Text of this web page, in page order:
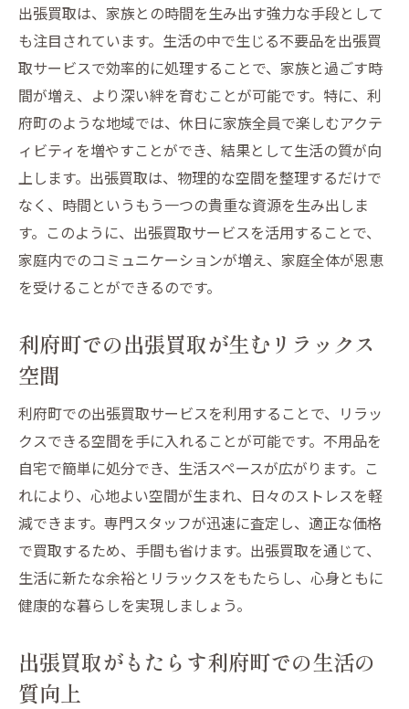
出張買取は、家族との時間を生み出す強力な手段として
も注目されています。生活の中で生じる不要品を出張買
取サービスで効率的に処理することで、家族と過ごす時
間が増え、より深い絆を育むことが可能です。特に、利
府町のような地域では、休日に家族全員で楽しむアクテ
ィビティを増やすことができ、結果として生活の質が向
上します。出張買取は、物理的な空間を整理するだけで
なく、時間というもう一つの貴重な資源を生み出しま
す。このように、出張買取サービスを活用することで、
家庭内でのコミュニケーションが増え、家庭全体が恩恵
を受けることができるのです。
利府町での出張買取が生むリラックス
空間
利府町での出張買取サービスを利用することで、リラッ
クスできる空間を手に入れることが可能です。不用品を
自宅で簡単に処分でき、生活スペースが広がります。こ
れにより、心地よい空間が生まれ、日々のストレスを軽
減できます。専門スタッフが迅速に査定し、適正な価格
で買取するため、手間も省けます。出張買取を通じて、
生活に新たな余裕とリラックスをもたらし、心身ともに
健康的な暮らしを実現しましょう。
出張買取がもたらす利府町での生活の
質向上